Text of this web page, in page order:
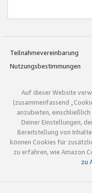
Teilnahmevereinbarung
Nutzungsbestimmungen
Auf dieser Website
(zusammenfassend
anzubieten,
Deiner Einstellungen,
Bereitstellung von
können Cookies für
zu erfahren, wie Amazon
zu